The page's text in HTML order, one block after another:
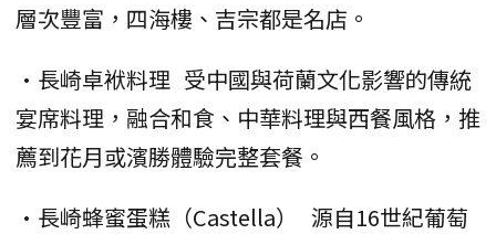
層次豐富，四海樓、吉宗都是名店。
•長崎卓袱料理 受中國與荷蘭文化影響的傳統
宴席料理，融合和食、中華料理與西餐風格，推
薦到花月或濱勝體驗完整套餐。
•長崎蜂蜜蛋糕（Castella） 源自16世紀葡萄